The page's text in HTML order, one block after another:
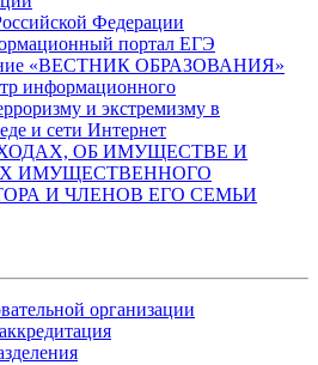
Федерации
портал ЕГЭ
«ВЕСТНИК ОБРАЗОВАНИЯ»
информационного
и экстремизму в
и сети Интернет
ОБ ИМУЩЕСТВЕ И
ИМУЩЕСТВЕННОГО
И ЧЛЕНОВ ЕГО СЕМЬИ
организации